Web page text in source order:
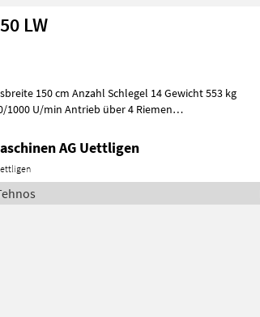
LW
über 4 Riemen
AG Uettligen